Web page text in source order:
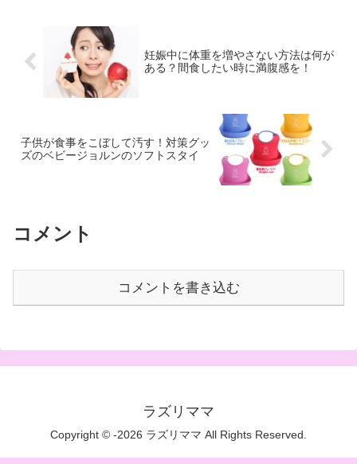
妊娠中に体重を増やさない方法は何が
ある？間食したい時に満腹感を！
子供が食事をこぼして汚す！対策グッ
ズのベビージョルンのソフトスタイ
コメント
コメントを書き込む
ラズリママ
Copyright © -2026 ラズリママ All Rights Reserved.